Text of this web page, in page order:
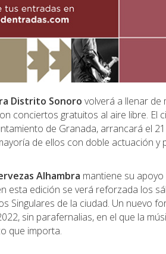
Distrito Sonoro volverá a llenar de
conciertos gratuitos al aire libre. El
de Granada, arrancará el
de ellos con doble actuación y
Alhambra mantiene su
esta edición se verá reforzada los
Singulares de la ciudad. Un nuevo
sin parafernalias, en el que la
que importa.